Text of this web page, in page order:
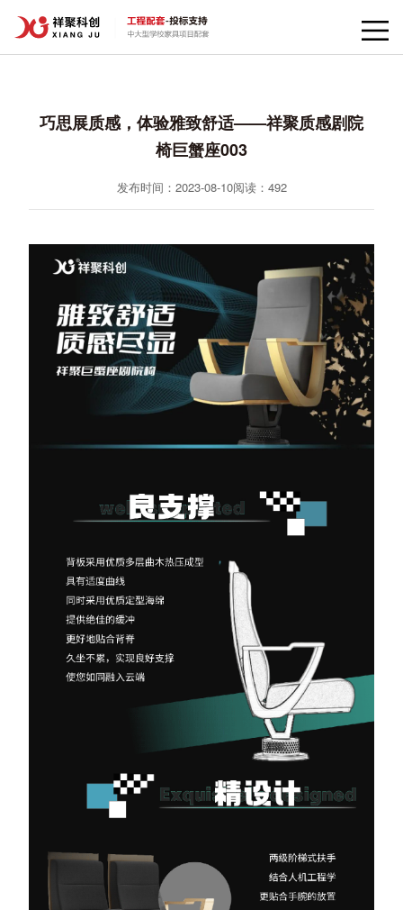
巧思展质感，体验雅致舒适——祥聚质感剧院
椅巨蟹座003
发布时间：2023-08-10阅读： 492